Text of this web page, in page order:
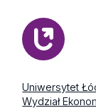
Uniwersytet
Wydział